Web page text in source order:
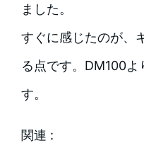
ました。
すぐに感じたのが、
る点です。DM100よ
す。
関連 :